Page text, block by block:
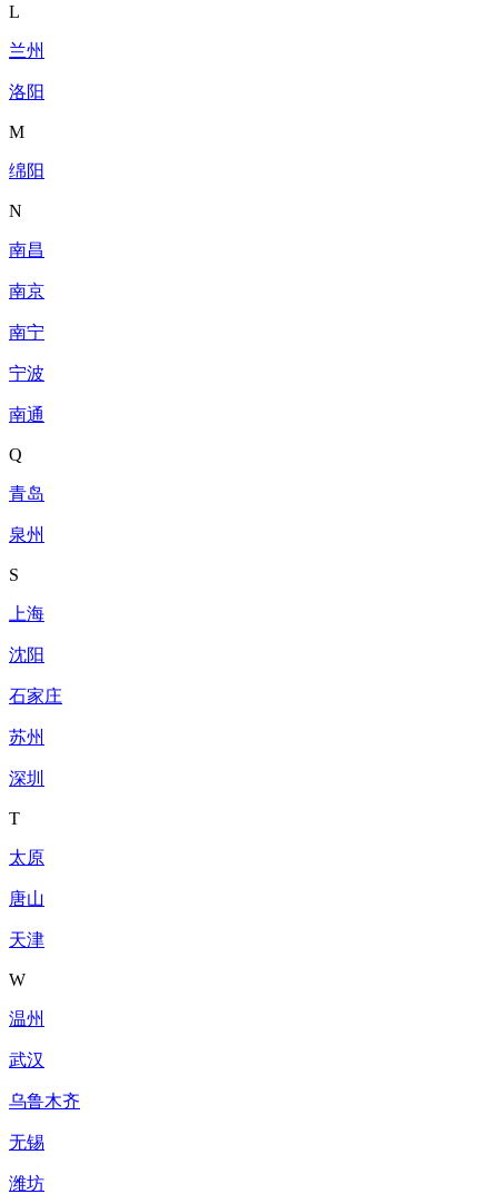
L
兰州
洛阳
M
绵阳
N
南昌
南京
南宁
宁波
南通
Q
青岛
泉州
S
上海
沈阳
石家庄
苏州
深圳
T
太原
唐山
天津
W
温州
武汉
乌鲁木齐
无锡
潍坊